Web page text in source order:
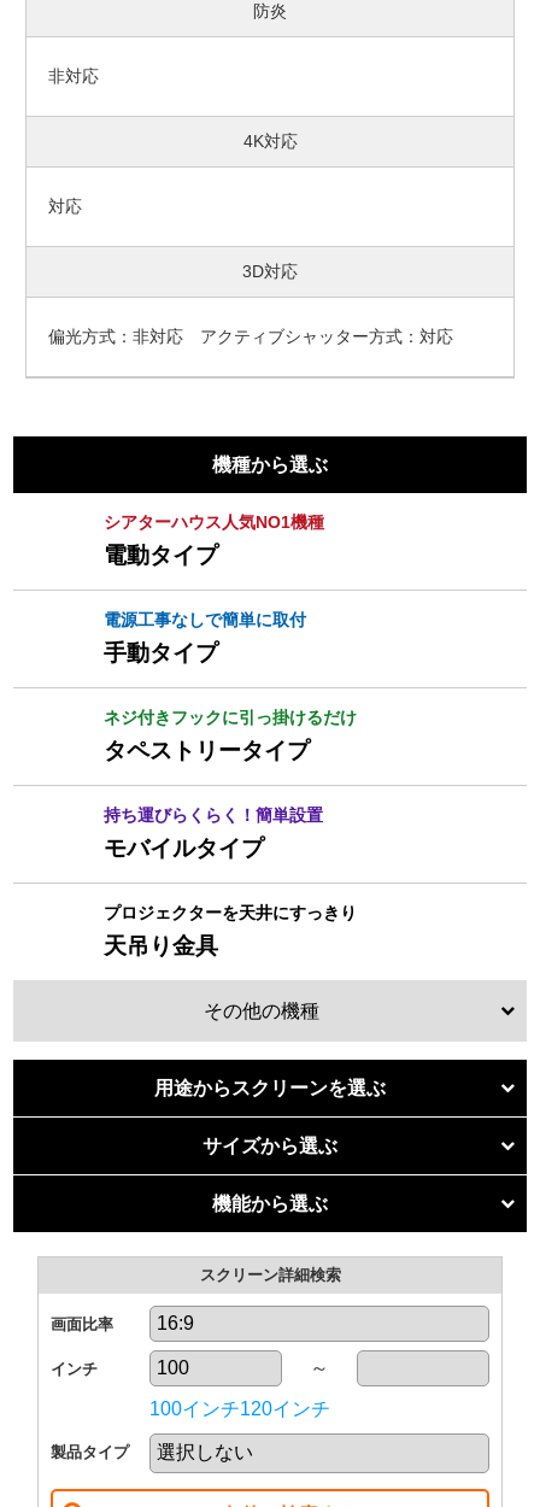
防炎
非対応
4K対応
対応
3D対応
偏光方式：非対応 アクティブシャッター方式：対応
機種から選ぶ
シアターハウス人気NO1機種
電動タイプ
電源工事なしで簡単に取付
手動タイプ
ネジ付きフックに引っ掛けるだけ
タペストリータイプ
持ち運びらくらく！簡単設置
モバイルタイプ
プロジェクターを天井にすっきり
天吊り金具
その他の機種
マグネットスクリーン
リア投影スクリーン
リア透過フィルム
用途からスクリーンを選ぶ
個人での利用
リビングホームシアター
専用室ホームシアター
小会議室（10〜20人）
中会議室（20〜50人）
大会議室（50〜100人）
サイズから選ぶ
60 70
90 100
インチ
110
インチ
120
インチ
130 150
170 180
機能から選ぶ
超短焦点・短焦点
明るい部屋に強い
スクリーン詳細検索
画面比率
インチ
～
100インチ120インチ
製品タイプ